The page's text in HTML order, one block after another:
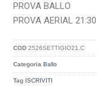
PROVA BALLO
PROVA AERIAL 21:30
COD2526SETTIGIO21.C
Categoria Ballo
Tag ISCRIVITI